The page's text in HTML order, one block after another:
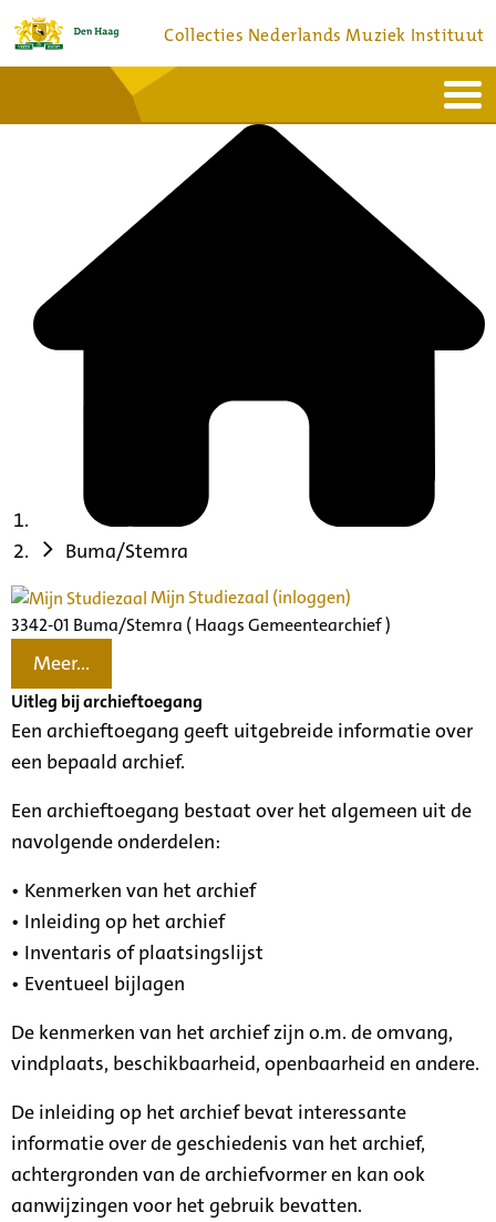
Collecties Nederlands Muziek Instituut
Bronnen en collecties
Buma/Stemra
Mijn Studiezaal (inloggen)
3342-01 Buma/Stemra ( Haags Gemeentearchief )
Meer...
Uitleg bij archieftoegang
Een archieftoegang geeft uitgebreide informatie over
een bepaald archief.
Een archieftoegang bestaat over het algemeen uit de
navolgende onderdelen:
• Kenmerken van het archief
• Inleiding op het archief
• Inventaris of plaatsingslijst
• Eventueel bijlagen
De kenmerken van het archief zijn o.m. de omvang,
vindplaats, beschikbaarheid, openbaarheid en andere.
De inleiding op het archief bevat interessante
informatie over de geschiedenis van het archief,
achtergronden van de archiefvormer en kan ook
aanwijzingen voor het gebruik bevatten.